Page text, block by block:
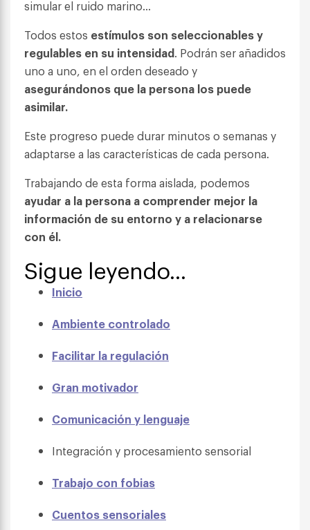
simular el ruido marino…
Todos estos estímulos son seleccionables y
regulables en su intensidad. Podrán ser añadidos
uno a uno, en el orden deseado y
asegurándonos que la persona los puede
asimilar.
Este progreso puede durar minutos o semanas y
adaptarse a las características de cada persona.
Trabajando de esta forma aislada, podemos
ayudar a la persona a comprender mejor la
información de su entorno y a relacionarse
con él.
Sigue leyendo…
Inicio
Ambiente controlado
Facilitar la regulación
Gran motivador
Comunicación y lenguaje
Integración y procesamiento sensorial
Trabajo con fobias
Cuentos sensoriales